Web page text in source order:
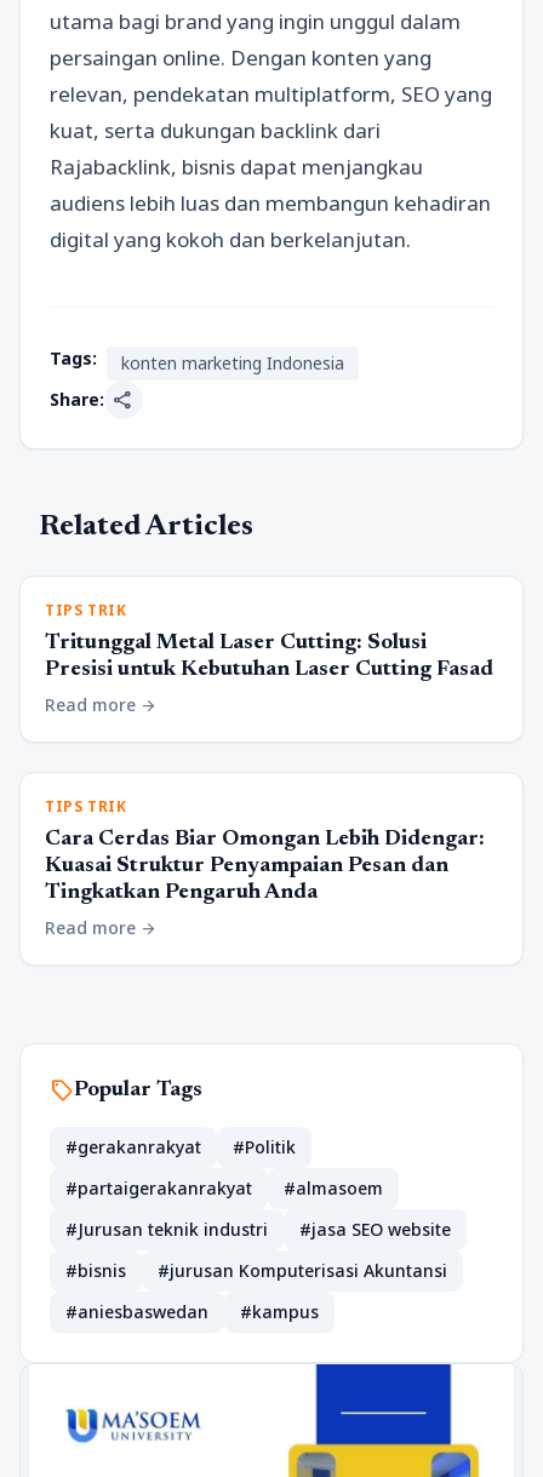
utama bagi brand yang ingin unggul dalam
persaingan online. Dengan konten yang
relevan, pendekatan multiplatform, SEO yang
kuat, serta dukungan backlink dari
Rajabacklink, bisnis dapat menjangkau
audiens lebih luas dan membangun kehadiran
digital yang kokoh dan berkelanjutan.
Tags:
konten marketing Indonesia
Share: share
Related Articles
TIPS TRIK
Tritunggal Metal Laser Cutting: Solusi
Presisi untuk Kebutuhan Laser Cutting Fasad
Read more arrow_forward
TIPS TRIK
Cara Cerdas Biar Omongan Lebih Didengar:
Kuasai Struktur Penyampaian Pesan dan
Tingkatkan Pengaruh Anda
Read more arrow_forward
sellPopular Tags
#gerakanrakyat
#Politik
#partaigerakanrakyat
#almasoem
#Jurusan teknik industri
#jasa SEO website
#bisnis
#jurusan Komputerisasi Akuntansi
#aniesbaswedan
#kampus